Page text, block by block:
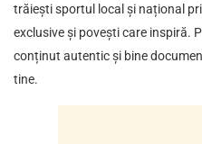
trăiești sportul local și național
exclusive și povești care inspiră.
conținut autentic și bine
tine.